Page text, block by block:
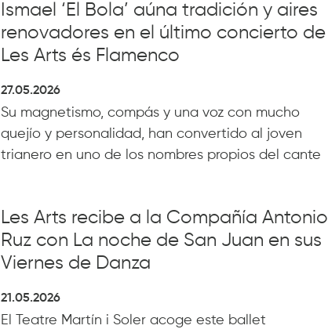
Ismael ‘El Bola’ aúna tradición y aires
renovadores en el último concierto de
Les Arts és Flamenco
27.05.2026
Su magnetismo, compás y una voz con mucho
quejío y personalidad, han convertido al joven
trianero en uno de los nombres propios del cante
Les Arts recibe a la Compañía Antonio
Ruz con La noche de San Juan en sus
Viernes de Danza
21.05.2026
El Teatre Martín i Soler acoge este ballet